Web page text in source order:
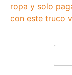
ropa y solo
con este truco